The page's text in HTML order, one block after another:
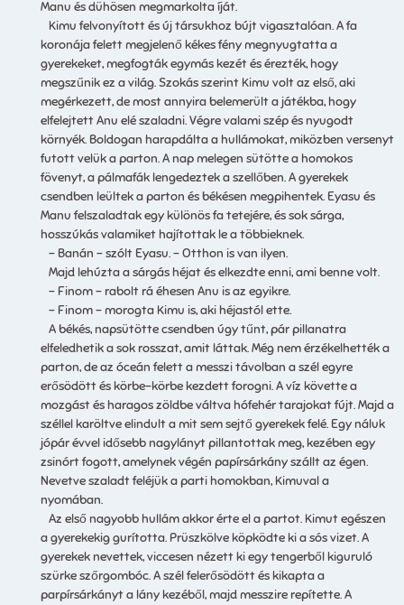
Manu és dühösen megmarkolta íját.
Kimu felvonyított és új társukhoz bújt vigasztalóan. A fa
koronája felett megjelenő kékes fény megnyugtatta a
gyerekeket, megfogták egymás kezét és érezték, hogy
megszűnik ez a világ. Szokás szerint Kimu volt az első, aki
megérkezett, de most annyira belemerült a játékba, hogy
elfelejtett Anu elé szaladni. Végre valami szép és nyugodt
környék. Boldogan harapdálta a hullámokat, miközben versenyt
futott velük a parton. A nap melegen sütötte a homokos
fövenyt, a pálmafák lengedeztek a szellőben. A gyerekek
csendben leültek a parton és békésen megpihentek. Eyasu és
Manu felszaladtak egy különös fa tetejére, és sok sárga,
hosszúkás valamiket hajítottak le a többieknek.
– Banán – szólt Eyasu. – Otthon is van ilyen.
Majd lehúzta a sárgás héjat és elkezdte enni, ami benne volt.
– Finom – rabolt rá éhesen Anu is az egyikre.
– Finom – morogta Kimu is, aki héjastól ette.
A békés, napsütötte csendben úgy tűnt, pár pillanatra
elfeledhetik a sok rosszat, amit láttak. Még nem érzékelhették a
parton, de az óceán felett a messzi távolban a szél egyre
erősödött és körbe-körbe kezdett forogni. A víz követte a
mozgást és haragos zöldbe váltva hófehér tarajokat fújt. Majd a
széllel karöltve elindult a mit sem sejtő gyerekek felé. Egy náluk
jópár évvel idősebb nagylányt pillantottak meg, kezében egy
zsinórt fogott, amelynek végén papírsárkány szállt az égen.
Nevetve szaladt feléjük a parti homokban, Kimuval a
nyomában.
Az első nagyobb hullám akkor érte el a partot. Kimut egészen
a gyerekekig gurította. Prüszkölve köpködte ki a sós vizet. A
gyerekek nevettek, viccesen nézett ki egy tengerből kiguruló
szürke szőrgombóc. A szél felerősödött és kikapta a
parpírsárkányt a lány kezéből, majd messzire repítette. A